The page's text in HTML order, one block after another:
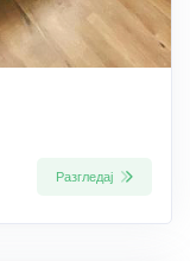
Разгледај